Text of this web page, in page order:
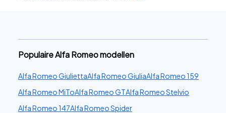
Populaire Alfa Romeo modellen
Alfa Romeo GiuliettaAlfa Romeo GiuliaAlfa Romeo 159
Alfa Romeo MiToAlfa Romeo GTAlfa Romeo Stelvio
Alfa Romeo 147Alfa Romeo Spider